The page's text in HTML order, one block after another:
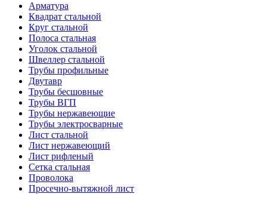
Арматура
Квадрат стальной
Круг стальной
Полоса стальная
Уголок стальной
Швеллер стальной
Трубы профильные
Двутавр
Трубы бесшовные
Трубы ВГП
Трубы нержавеющие
Трубы электросварные
Лист стальной
Лист нержавеющий
Лист рифленый
Сетка стальная
Проволока
Просечно-вытяжной лист